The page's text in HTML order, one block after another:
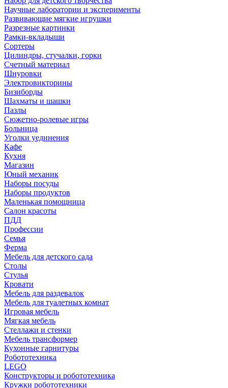
Научные лаборатории и эксперименты
Развивающие мягкие игрушки
Разрезные картинки
Рамки-вкладыши
Сортеры
Цилиндры, стучалки, горки
Счетный материал
Шнуровки
Электровикторины
Бизиборды
Шахматы и шашки
Пазлы
Сюжетно-ролевые игры
Больница
Уголки уединения
Кафе
Кухня
Магазин
Юный механик
Наборы посуды
Наборы продуктов
Маленькая помощница
Салон красоты
ПДД
Профессии
Семья
Ферма
Мебель для детского сада
Столы
Cтулья
Кровати
Мебель для раздевалок
Мебель для туалетных комнат
Игровая мебель
Мягкая мебель
Стеллажи и стенки
Мебель трансформер
Кухонные гарнитуры
Робототехника
LEGO
Конструкторы и робототехника
Кружки робототехники